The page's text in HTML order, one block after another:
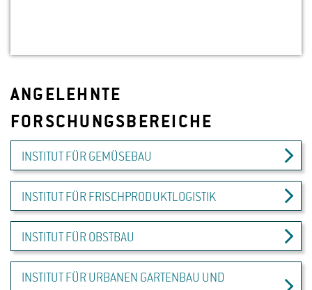
ANGELEHNTE
FORSCHUNGSBEREICHE
INSTITUT FÜR GEMÜSEBAU
INSTITUT FÜR FRISCHPRODUKTLOGISTIK
INSTITUT FÜR OBSTBAU
INSTITUT FÜR URBANEN GARTENBAU UND